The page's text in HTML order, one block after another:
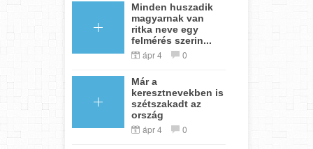
Minden huszadik
magyarnak van
ritka neve egy
felmérés szerin...
ápr 4 0
Már a
keresztnevekben is
szétszakadt az
ország
ápr 4 0